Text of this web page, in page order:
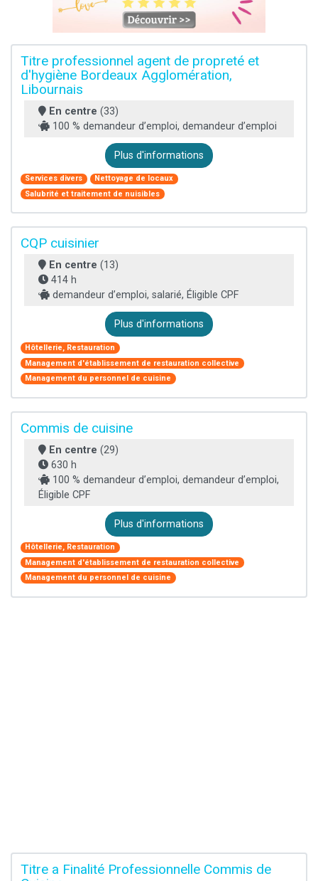
Titre professionnel agent de propreté et
d'hygiène Bordeaux Agglomération,
Libournais
En centre (33)
100 % demandeur d’emploi, demandeur d’emploi
Plus d'informations
Services divers
Nettoyage de locaux
Salubrité et traitement de nuisibles
CQP cuisinier
En centre (13)
414 h
demandeur d’emploi, salarié, Éligible CPF
Plus d'informations
Hôtellerie, Restauration
Management d'établissement de restauration collective
Management du personnel de cuisine
Commis de cuisine
En centre (29)
630 h
100 % demandeur d’emploi, demandeur d’emploi,
Éligible CPF
Plus d'informations
Hôtellerie, Restauration
Management d'établissement de restauration collective
Management du personnel de cuisine
Titre a Finalité Professionnelle Commis de